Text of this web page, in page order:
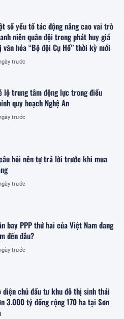
số yếu tố tác động nâng cao vai trò
niên quân đội trong phát huy giá
hóa “Bộ đội Cụ Hồ” thời kỳ mới
trước
lộ trung tâm động lực trong điều
quy hoạch Nghệ An
trước
hỏi nên tự trả lời trước khi mua
trước
bay PPP thứ hai của Việt Nam đang
đến đâu?
trước
diện chủ đầu tư khu đô thị sinh thái
3.000 tỷ đồng rộng 170 ha tại Sơn